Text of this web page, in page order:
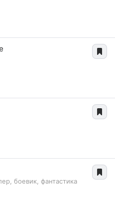
боевик, фантастика